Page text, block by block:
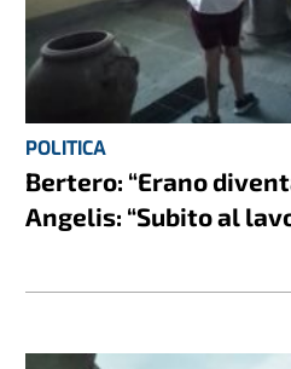
POLITICA
Bertero: “Erano
Angelis: “Subito al